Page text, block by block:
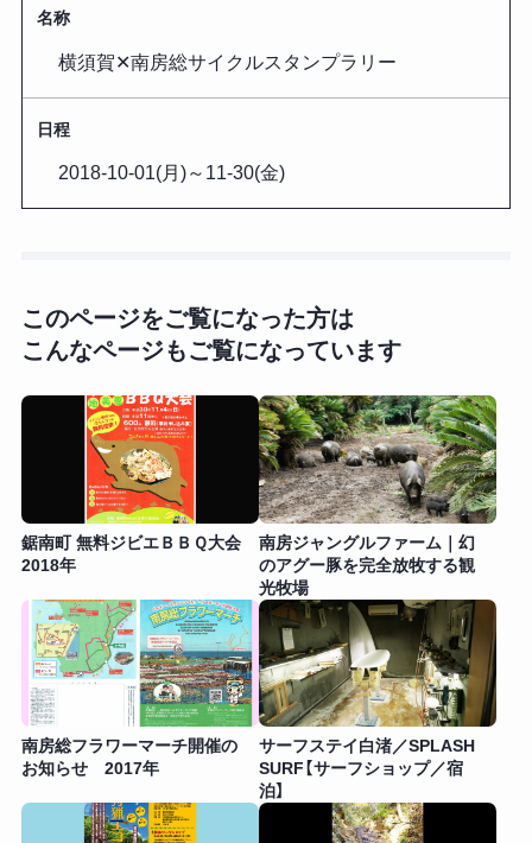
名称
横須賀✕南房総サイクルスタンプラリー
日程
2018-10-01(月)～ 11-30(金)
このページをご覧になった方は
こんなページもご覧になっています
鋸南町 無料ジビエＢＢＱ大会
2018年
南房ジャングルファーム｜幻
のアグー豚を完全放牧する観
光牧場
南房総フラワーマーチ開催の
お知らせ 2017年
サーフステイ白渚／SPLASH
SURF【サーフショップ／宿
泊】